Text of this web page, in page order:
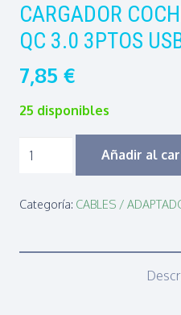
CARGADOR
QC 3.0 3PTOS
7,85 €
25 disponibles
CARGADOR
Añadir al
Categoría: CABLES /